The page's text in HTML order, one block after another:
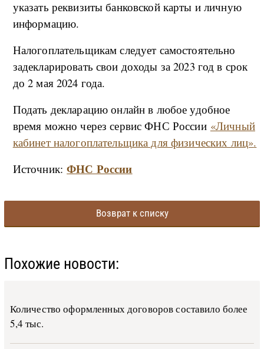
указать реквизиты банковской карты и личную
информацию.
Налогоплательщикам следует самостоятельно
задекларировать свои доходы за 2023 год в срок
до 2 мая 2024 года.
Подать декларацию онлайн в любое удобное
время можно через сервис ФНС России «Личный
кабинет налогоплательщика для физических лиц».
Источник:ФНС России
Возврат к списку
Похожие новости:
Количество оформленных договоров составило более
5,4 тыс.